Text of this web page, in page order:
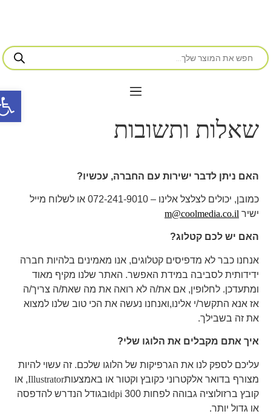
שאלות ותשובות
האם ניתן לדבר ישירות עם החברה, עכשיו?
כמובן, יכולים לצלצל אלינו – 072-241-9010 או לשלוח מייל
ישירm@coolmedia.co.il
האם יש לכם קטלוג?
אנחנו כבר לא מדפיסים קטלוגים, אנו מאמינים בלהיות חברה
ידידותית לסביבה במידת האפשר. האתר שלנו מקיף מאוד
ומתעדכן. לחלופין, אם את/ה לא רואה את מה שאת/ה צריך/ה
אז אנא התקשר/י אלינו,ואנחנו נעשה את הכי טוב שלנו למצוא
את זה בשבילך.
איך אתם מקבלים את הלוגו שלי?
עליכם לספק לנו את הגרפיקות של הלוגו שלכם. זה עשוי להיות
מצורף בדואר אלקטרוני כקובץ וקטור או באמצעותIllustrator, או
קובץ ברזולוציה גבוהה לפחות 300
dpiובגודל הנדרש להדפסה
או גדול יותר.
פתח